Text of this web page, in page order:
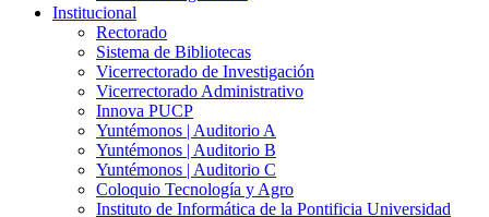
Institucional
Rectorado
Sistema de Bibliotecas
Vicerrectorado de Investigación
Vicerrectorado Administrativo
Innova PUCP
Yuntémonos | Auditorio A
Yuntémonos | Auditorio B
Yuntémonos | Auditorio C
Coloquio Tecnología y Agro
Instituto de Informática de la Pontificia Universidad